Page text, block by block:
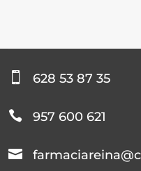
 628 53 87 35
 957 600 621
